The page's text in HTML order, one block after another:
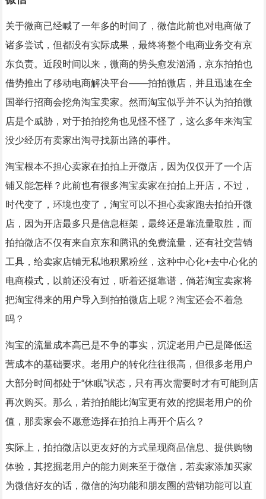
关于微商已经喊了一年多的时间了，微信此前也对电商做了
诸多尝试，但都没有实际成果，最终将整个电商业务交有京
东负责。近段时间以来，微商的势头愈发汹涌，京东拍拍也
借势推出了移动电商解决平台——拍拍微店，并且迅速在全
国举行招商会挖角淘宝卖家。然而淘宝似乎并不认为拍拍微
店是个威胁，对于拍拍挖角也见怪不怪了，这么多年来淘宝
没少经历有卖家出淘寻找新出路的事件。
淘宝根本不担心卖家在拍拍上开微店，因为仅仅开了一个店
铺又能怎样？此前也有很多淘宝卖家在拍拍上开店，不过，
时代变了，环境也变了，淘宝可以不担心卖家跑去拍拍开微
店，因为开店最多只是信息框架，最终还是靠流量取胜，而
拍拍微店不仅有来自京东和腾讯的免费流量，还有社交营销
工具，给卖家店铺无私地积累粉丝，这种中心化+去中心化的
电商模式，以前还没有过，听着还挺靠谱，倘若淘宝卖家将
把淘宝得来的用户导入到拍拍微店上呢？淘宝还会不着急
吗？
淘宝的流量成本高已是不争的事实，沉淀老用户已是降低运
营成本的基础要求。老用户的转化往往很高，但很多老用户
大部分时间都处于“休眠”状态，只有再次需要时才有可能到店
再次购买。那么，若拍拍能比淘宝更有效的挖掘老用户的价
值，那卖家会不愿意选择在拍拍上再开个店么？
实际上，拍拍微店以更友好的方式呈现商品信息、提供购物
体验，其挖掘老用户的能力则来至于微信，若卖家添加买家
为微信好友的话，微信的沟功能和朋友圈的营销功能可以直